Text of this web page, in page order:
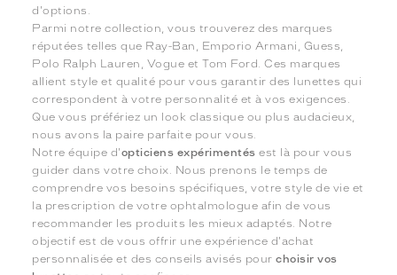
d'options.
Parmi notre collection, vous trouverez des marques
réputées telles que Ray-Ban, Emporio Armani, Guess,
Polo Ralph Lauren, Vogue et Tom Ford. Ces marques
allient style et qualité pour vous garantir des lunettes qui
correspondent à votre personnalité et à vos exigences.
Que vous préfériez un look classique ou plus audacieux,
nous avons la paire parfaite pour vous.
Notre équipe d'opticiens expérimentés est là pour vous
guider dans votre choix. Nous prenons le temps de
comprendre vos besoins spécifiques, votre style de vie et
la prescription de votre ophtalmologue afin de vous
recommander les produits les mieux adaptés. Notre
objectif est de vous offrir une expérience d'achat
personnalisée et des conseils avisés pourchoisir vos